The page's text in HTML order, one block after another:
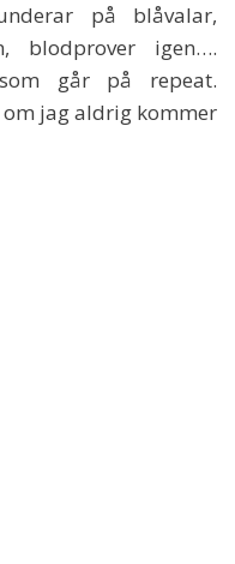
på blåvalar,
blodprover igen….
går på repeat.
jag aldrig kommer